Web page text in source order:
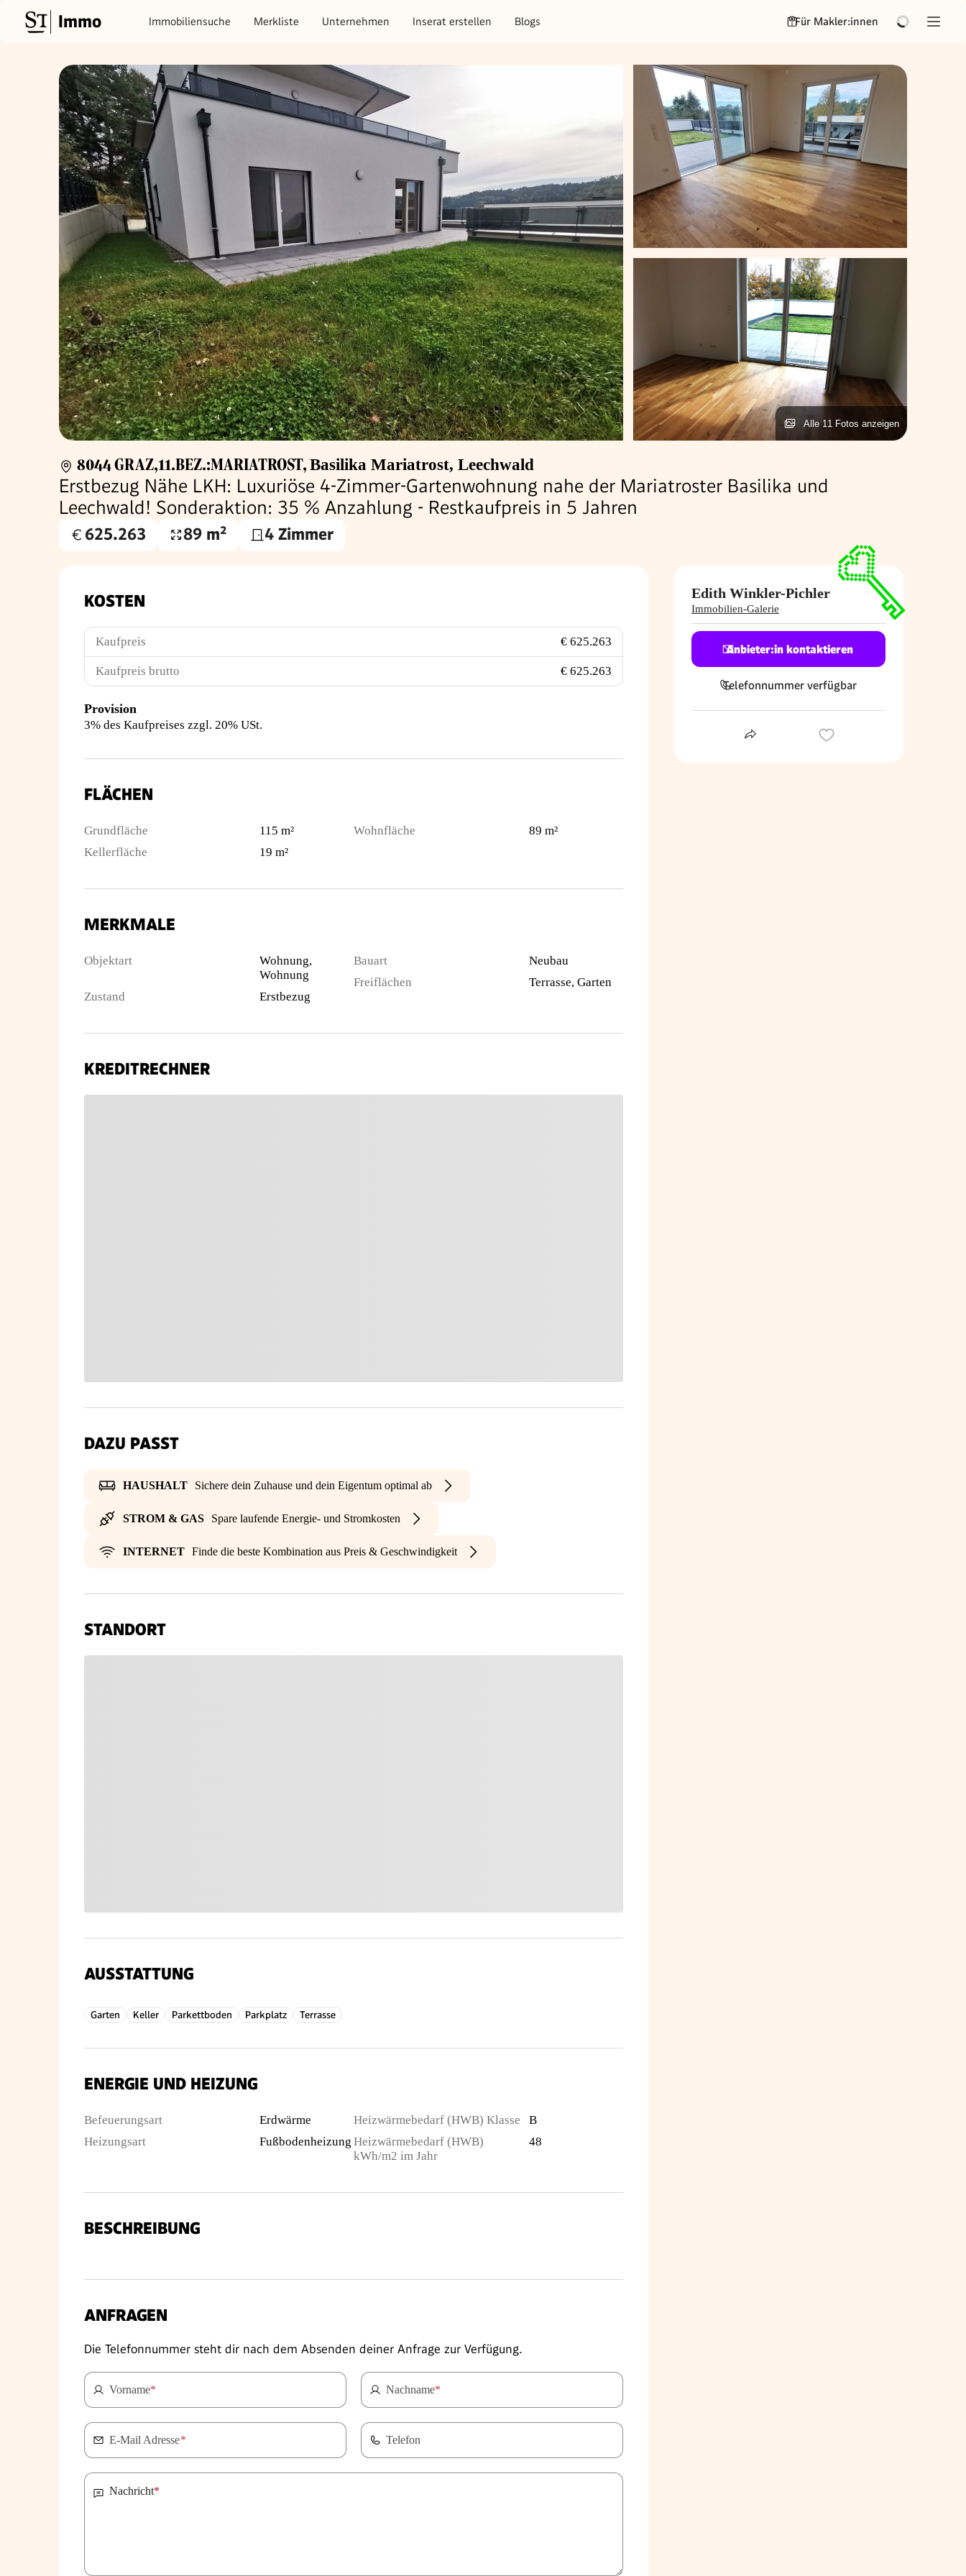
Immo Immobiliensuche Merkliste Unternehmen Inserat erstellen Blogs Für Makler:innen
Alle 11 Fotos anzeigen
8044 GRAZ,11.BEZ.:MARIATROST, Basilika Mariatrost, Leechwald
Erstbezug Nähe LKH: Luxuriöse 4-Zimmer-Gartenwohnung nahe der Mariatroster Basilika und
Leechwald! Sonderaktion: 35 % Anzahlung - Restkaufpreis in 5 Jahren
Kaufpreis
625.263
Wohnfläche
89 m² 4 Zimmer
KOSTEN
Kaufpreis € 625.263
Kaufpreis brutto € 625.263
Provision
3% des Kaufpreises zzgl. 20% USt.
FLÄCHEN
Grundfläche
115 m²
Kellerfläche
19 m²
Wohnfläche 89 m²
MERKMALE
Objektart
Wohnung,
Wohnung
Zustand
Erstbezug
Bauart
Neubau
Freiflächen
Terrasse, Garten
KREDITRECHNER
DAZU PASST
HAUSHALT Sichere dein Zuhause und dein Eigentum optimal ab
STROM & GAS Spare laufende Energie- und Stromkosten
INTERNET Finde die beste Kombination aus Preis & Geschwindigkeit
STANDORT
AUSSTATTUNG
Garten Keller Parkettboden Parkplatz Terrasse
ENERGIE UND HEIZUNG
Befeuerungsart
Erdwärme
Heizungsart
Fußbodenheizung
Heizwärmebedarf (HWB) Klasse
B
Heizwärmebedarf (HWB)
kWh/m2 im Jahr
48
BESCHREIBUNG
ANFRAGEN
Die Telefonnummer steht dir nach dem Absenden deiner Anfrage zur Verfügung.
Vorname* Nachname*
E-Mail Adresse* Telefon
Nachricht*
Edith Winkler-​Pichler
Immobilien-Galerie
Anbieter:in kontaktieren
Telefonnummer verfügbar